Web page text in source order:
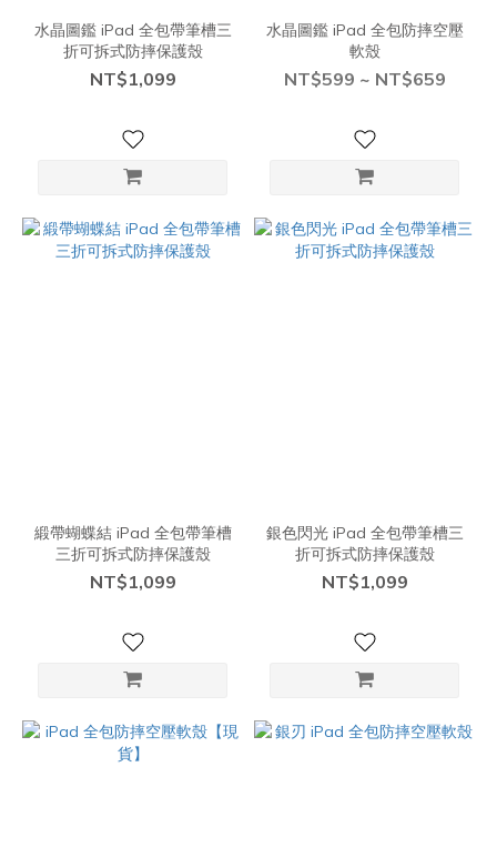
水晶圖鑑 iPad 全包帶筆槽三
折可拆式防摔保護殼
NT$1,099
水晶圖鑑 iPad 全包防摔空壓
軟殼
NT$599 ~ NT$659
緞帶蝴蝶結 iPad 全包帶筆槽
三折可拆式防摔保護殼
NT$1,099
銀色閃光 iPad 全包帶筆槽三
折可拆式防摔保護殼
NT$1,099